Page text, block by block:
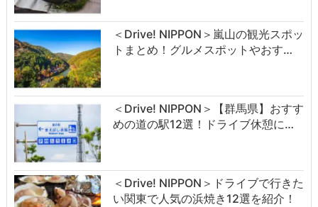
＜Drive! NIPPON＞嵐山の観光スポッ
トまとめ！グルメスポットやおす…
＜Drive! NIPPON＞【群馬県】おすす
めの道の駅12選！ドライブ休憩に…
＜Drive! NIPPON＞ドライブで行きた
い関東で人気の浜焼き12選を紹介！